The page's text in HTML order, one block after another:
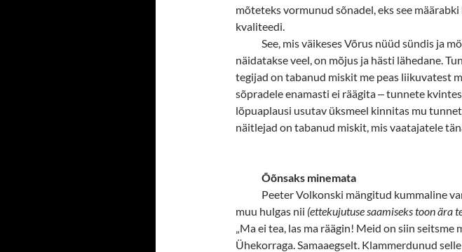
mõteteks vormunud sõnadel, eks see
kvaliteedi.
See, mis väikeses Võrus nüüd sündis ja
näidatakse veel, on mõjus ja hästi lähedane.
tegijad on tabanud miskit me peas liikuvatest
sõpradele enamasti ei räägita‒tunnete
lõpuaplausi usutav üksmeel kinnitas mu
näitlejad on tabanud miskit, mis vaatajatele
Õõnsaks minemata
Peeter Volkonski mängitud kummaline
muu hulgas nii (ettekujutuse saamiseks toon ära
„Ma ei tea, las ma räägin! Meid on siin seitsme
Ühekorraga. Samaaegselt. Klammerdunud